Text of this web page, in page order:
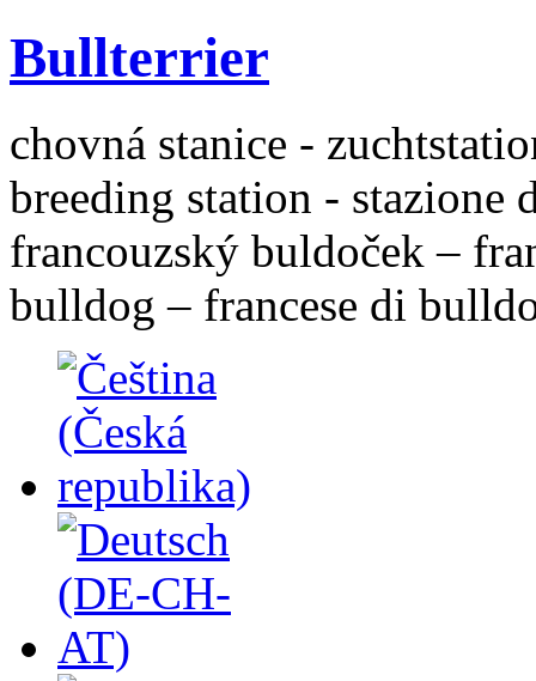
Bullterrier
chovná stanice -
breeding station - stazione
francouzský buldoček –
bulldog – francese di